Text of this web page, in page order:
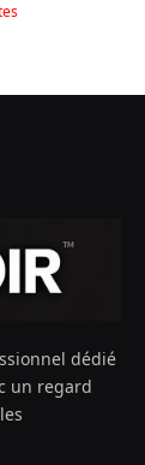
dédié
un regard